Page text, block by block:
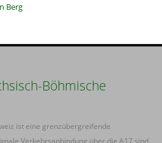
Berg
Böhmische
ist eine grenzübergreifende
Verkehrsanbindung über die A17 sind